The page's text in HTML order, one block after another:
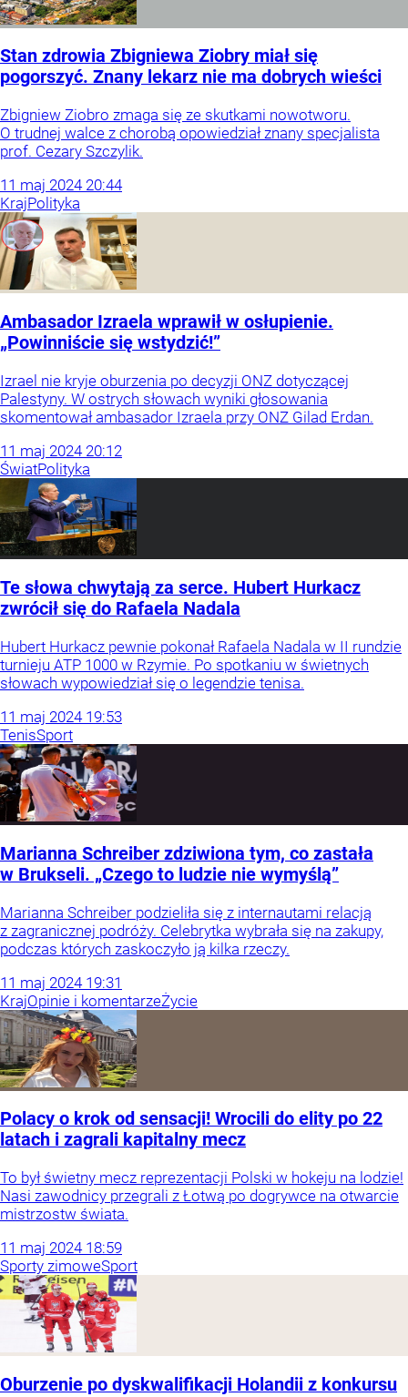
Stan zdrowia Zbigniewa Ziobry miał się
pogorszyć. Znany lekarz nie ma dobrych wieści
Zbigniew Ziobro zmaga się ze skutkami nowotworu.
O trudnej walce z chorobą opowiedział znany specjalista
prof. Cezary Szczylik.
11 maj 2024 20:44
KrajPolityka
Ambasador Izraela wprawił w osłupienie.
„Powinniście się wstydzić!”
Izrael nie kryje oburzenia po decyzji ONZ dotyczącej
Palestyny. W ostrych słowach wyniki głosowania
skomentował ambasador Izraela przy ONZ Gilad Erdan.
11 maj 2024 20:12
ŚwiatPolityka
Te słowa chwytają za serce. Hubert Hurkacz
zwrócił się do Rafaela Nadala
Hubert Hurkacz pewnie pokonał Rafaela Nadala w II rundzie
turnieju ATP 1000 w Rzymie. Po spotkaniu w świetnych
słowach wypowiedział się o legendzie tenisa.
11 maj 2024 19:53
TenisSport
Marianna Schreiber zdziwiona tym, co zastała
w Brukseli. „Czego to ludzie nie wymyślą”
Marianna Schreiber podzieliła się z internautami relacją
z zagranicznej podróży. Celebrytka wybrała się na zakupy,
podczas których zaskoczyło ją kilka rzeczy.
11 maj 2024 19:31
KrajOpinie i komentarzeŻycie
Polacy o krok od sensacji! Wrocili do elity po 22
latach i zagrali kapitalny mecz
To był świetny mecz reprezentacji Polski w hokeju na lodzie!
Nasi zawodnicy przegrali z Łotwą po dogrywce na otwarcie
mistrzostw świata.
11 maj 2024 18:59
Sporty zimoweSport
Oburzenie po dyskwalifikacji Holandii z konkursu